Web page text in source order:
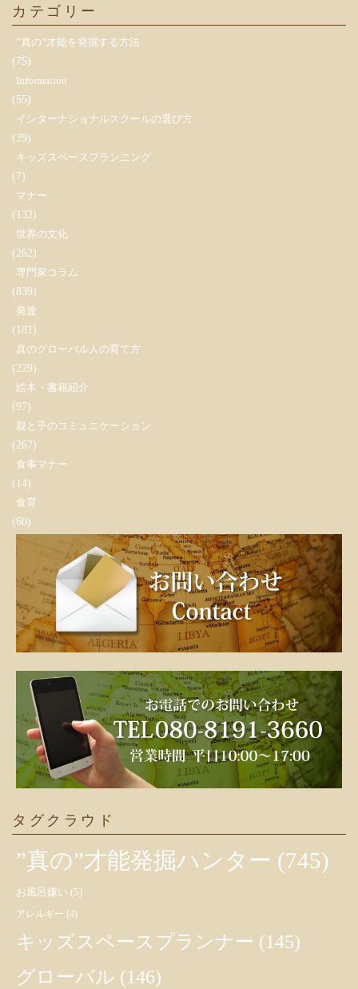
カテゴリー
”真の”才能を発掘する方法
(75)
Information
(55)
インターナショナルスクールの選び方
(29)
キッズスペースプランニング
(7)
マナー
(132)
世界の文化
(262)
専門家コラム
(839)
発達
(181)
真のグローバル人の育て方
(229)
絵本・書籍紹介
(97)
親と子のコミュニケーション
(267)
食事マナー
(14)
食育
(60)
タグクラウド
”真の”才能発掘ハンター (745)
お風呂嫌い (5)
アレルギー (4)
キッズスペースプランナー (145)
グローバル (146)